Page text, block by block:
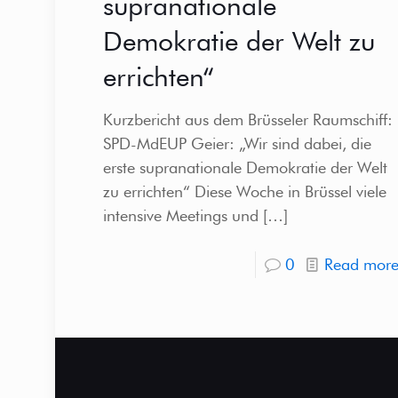
Demokratie der Welt zu
errichten“
Kurzbericht aus dem Brüsseler Raumschiff:
SPD-MdEUP Geier: „Wir sind dabei, die
erste supranationale Demokratie der Welt
zu errichten“ Diese Woche in Brüssel viele
intensive Meetings und […]
0 Read